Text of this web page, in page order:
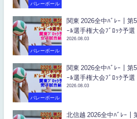
バレーボール
バレーボール
関東 2026全中ﾊﾞﾚｰ｜第
ｰﾙ選手権大会ﾌﾞﾛｯｸ予
2026.08.03
バレーボール
関東 2026全中ﾊﾞﾚｰ｜第
ｰﾙ選手権大会ﾌﾞﾛｯｸ予
2026.08.03
北信越 2026全中ﾊﾞﾚｰ｜